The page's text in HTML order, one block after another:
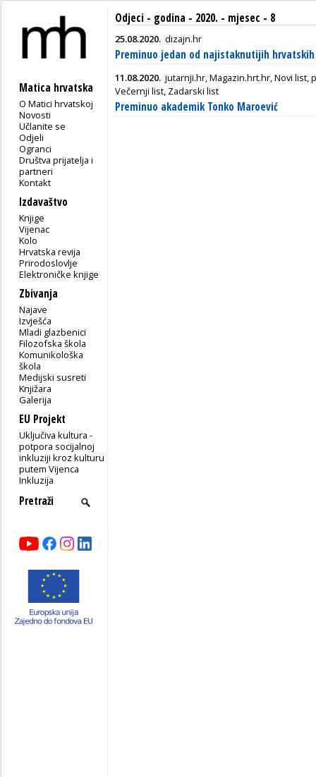
Matica hrvatska
O Matici hrvatskoj
Novosti
Učlanite se
Odjeli
Ogranci
Društva prijatelja i
partneri
Kontakt
Izdavaštvo
Knjige
Vijenac
Kolo
Hrvatska revija
Prirodoslovlje
Elektroničke knjige
Zbivanja
Najave
Izvješća
Mladi glazbenici
Filozofska škola
Komunikološka
škola
Medijski susreti
Knjižara
Galerija
EU Projekt
Uključiva kultura -
potpora socijalnoj
inkluziji kroz kulturu
putem Vijenca
Inkluzija
Odjeci - godina - 2020. - mjesec - 8
25.08.2020. dizajn.hr
Preminuo jedan od najistaknutijih
11.08.2020. jutarnji.hr, Magazin.hrt.hr, Novi list,
Večernji list, Zadarski list
Preminuo akademik Tonko Maroević